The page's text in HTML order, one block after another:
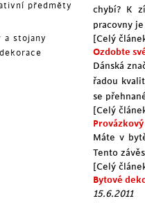
chybí? K
pracovny je
[Celý
Ozdobte
Dánská
řadou
se
[Celý
Máte v
Tento
[Celý
Bytové
15.6.2011
předměty
a stojany